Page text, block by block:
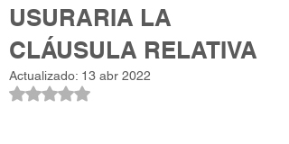
USURARIA LA
CLÁUSULA RELATIVA
Actualizado: 13 abr 2022
Obtuvo NaN de 5 estrellas.